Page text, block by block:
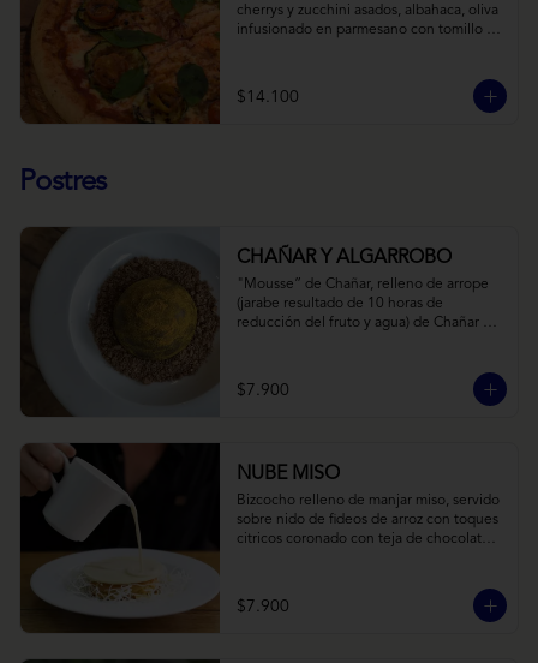
cherrys y zucchini asados, albahaca, oliva
infusionado en parmesano con tomillo y
$14.100
Postres
CHAÑAR Y ALGARROBO
"Mousse” de Chañar, relleno de arrope
(jarabe resultado de 10 horas de
reducción del fruto y agua) de Chañar
amargo y cúrcuma, sobre una tierra de
harina de Algarrobo y nueces.
$7.900
NUBE MISO
Bizcocho relleno de manjar miso, servido
sobre nido de fideos de arroz con toques
citricos coronado con teja de chocolate
$7.900